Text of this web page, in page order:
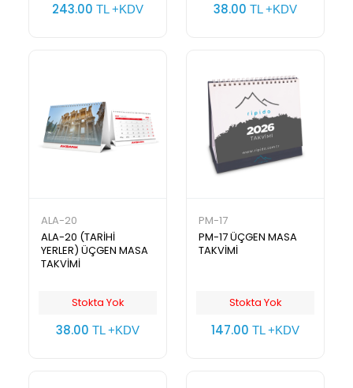
243.00 TL +KDV 38.00 TL +KDV
ALA-20
ALA-20 (TARİHİ
YERLER) ÜÇGEN MASA
TAKVİMİ
Stokta Yok
38.00 TL +KDV
PM-17
PM-17 ÜÇGEN MASA
TAKVİMİ
Stokta Yok
147.00 TL +KDV